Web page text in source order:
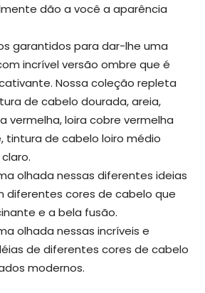
dão a você a aparência
garantidos para dar-lhe uma
incrível versão ombre que é
Nossa coleção repleta
de cabelo dourada, areia,
vermelha, loira cobre vermelha
tintura de cabelo loiro médio
olhada nessas diferentes ideias
diferentes cores de cabelo que
e a bela fusão.
olhada nessas incríveis e
de diferentes cores de cabelo
modernos.